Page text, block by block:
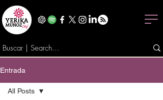
Entrada
All Posts